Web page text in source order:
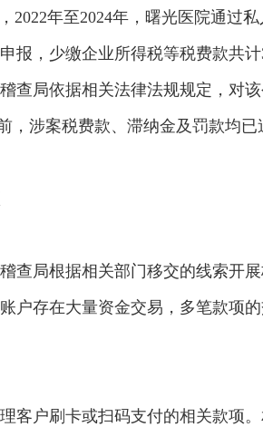
2022年至2024年，曙光医院通过
报，少缴企业所得税等税费款共计
查局依据相关法律法规规定，对
，涉案税费款、滞纳金及罚款均已
查局根据相关部门移交的线索开
户存在大量资金交易，多笔款项
客户刷卡或扫码支付的相关款项